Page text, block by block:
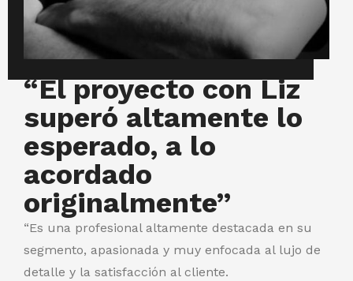
“El proyecto con Liz
superó altamente lo
esperado, a lo
acordado
originalmente”
“Es una profesional altamente destacada en su
segmento, apasionada y muy enfocada al lujo de
detalle y la satisfacción al cliente.